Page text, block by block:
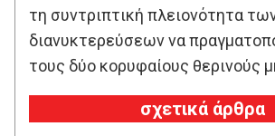
τη συντριπτική πλειονότητα
διανυκτερεύσεων να
τους δύο κορυφαίους θερινούς
σχετικά άρθρα